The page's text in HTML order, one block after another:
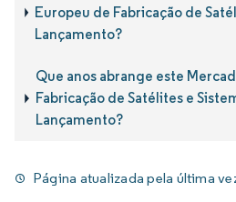
Europeu de Fabricação de
Lançamento?
Que anos abrange este
Fabricação de Satélites e
Lançamento?
Página atualizada pela última